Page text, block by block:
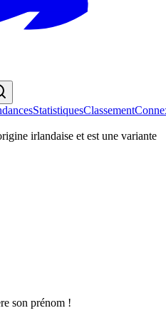
StatistiquesClassement
irlandaise et est une variante
son prénom !